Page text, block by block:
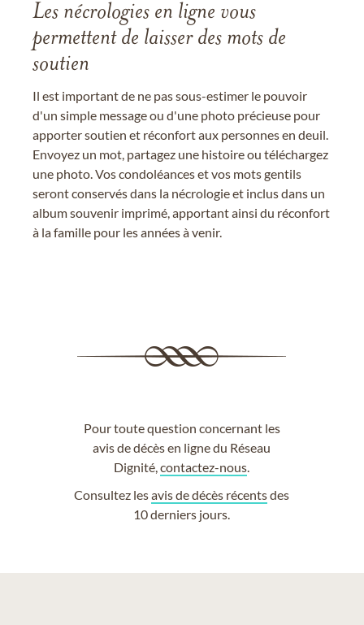
Les nécrologies en ligne vous
permettent de laisser des mots de
soutien
Il est important de ne pas sous-estimer le pouvoir
d'un simple message ou d'une photo précieuse pour
apporter soutien et réconfort aux personnes en deuil.
Envoyez un mot, partagez une histoire ou téléchargez
une photo. Vos condoléances et vos mots gentils
seront conservés dans la nécrologie et inclus dans un
album souvenir imprimé, apportant ainsi du réconfort
à la famille pour les années à venir.
Pour toute question concernant les
avis de décès en ligne du Réseau
Dignité,contactez-nous
Consultez lesavis de décès récentsdes
10 derniers jours.